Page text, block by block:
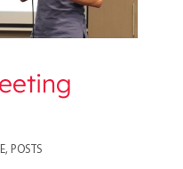
, POSTS